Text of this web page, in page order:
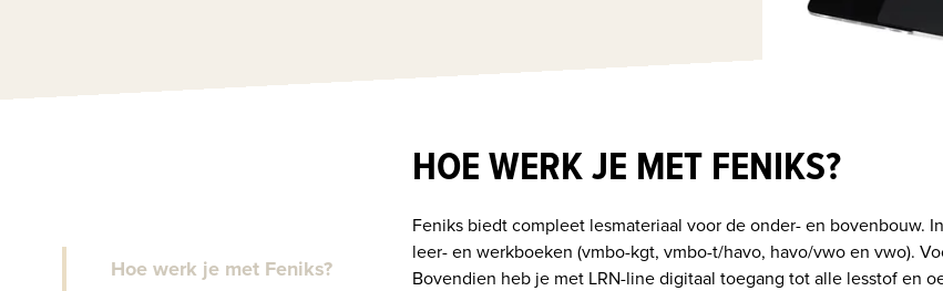
Hoe werk je met Feniks?
HOE WERK JE MET FENIKS?
Feniks biedt compleet lesmateriaal voor de onder- en bovenbouw.
leer- en werkboeken (vmbo-kgt, vmbo-t/havo, havo/vwo en vwo).
Bovendien heb je met LRN-line digitaal toegang tot alle lesstof en